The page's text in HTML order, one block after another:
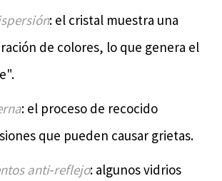
: el cristal muestra una
de colores, lo que genera el
: el proceso de recocido
que pueden causar grietas.
anti‑reflejo: algunos vidrios